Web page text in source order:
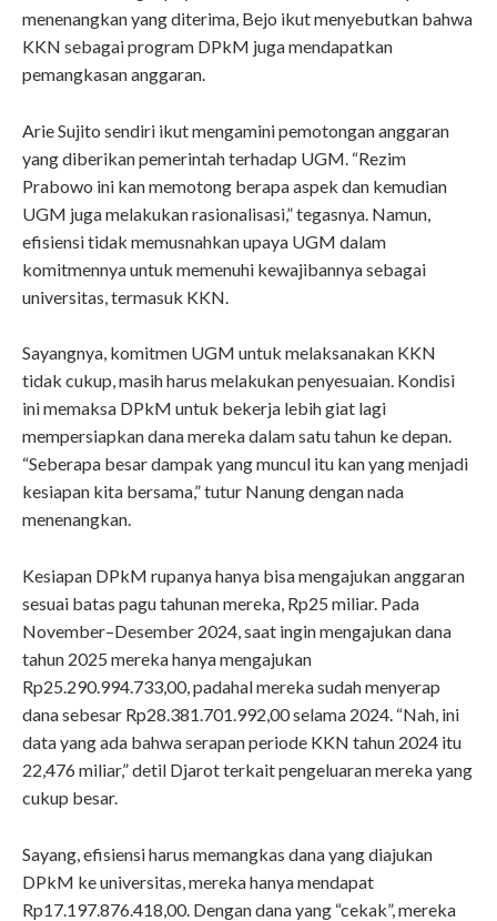
menenangkan yang diterima, Bejo ikut menyebutkan bahwa
KKN sebagai program DPkM juga mendapatkan
pemangkasan anggaran.
Arie Sujito sendiri ikut mengamini pemotongan anggaran
yang diberikan pemerintah terhadap UGM. “Rezim
Prabowo ini kan memotong berapa aspek dan kemudian
UGM juga melakukan rasionalisasi,” tegasnya. Namun,
efisiensi tidak memusnahkan upaya UGM dalam
komitmennya untuk memenuhi kewajibannya sebagai
universitas, termasuk KKN.
Sayangnya, komitmen UGM untuk melaksanakan KKN
tidak cukup, masih harus melakukan penyesuaian. Kondisi
ini memaksa DPkM untuk bekerja lebih giat lagi
mempersiapkan dana mereka dalam satu tahun ke depan.
“Seberapa besar dampak yang muncul itu kan yang menjadi
kesiapan kita bersama,” tutur Nanung dengan nada
menenangkan.
Kesiapan DPkM rupanya hanya bisa mengajukan anggaran
sesuai batas pagu tahunan mereka, Rp25 miliar. Pada
November–Desember 2024, saat ingin mengajukan dana
tahun 2025 mereka hanya mengajukan
Rp25.290.994.733,00, padahal mereka sudah menyerap
dana sebesar Rp28.381.701.992,00 selama 2024. “Nah, ini
data yang ada bahwa serapan periode KKN tahun 2024 itu
22,476 miliar,” detil Djarot terkait pengeluaran mereka yang
cukup besar.
Sayang, efisiensi harus memangkas dana yang diajukan
DPkM ke universitas, mereka hanya mendapat
Rp17.197.876.418,00. Dengan dana yang “cekak”, mereka